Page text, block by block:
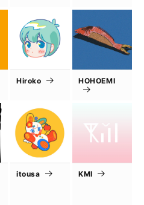
Hiroko HOHOEMI
itousa KMI